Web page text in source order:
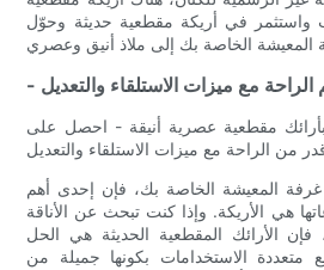
واستثمر في أريكة مقطعية حديثة وحوّل
الراحة مع ميزات الاستلقاء والتعديل
مقطعية عصرية أنيقة - احصل على
من الراحة مع ميزات الاستلقاء والتعديل
غرفة المعيشة الخاصة بك، فإن إحدى أهم
هي الأريكة. وإذا كنت تبحث عن الأناقة
الأرائك المقطعية الحديثة هي الحل
متعددة الاستخدامات بكونها جميلة من